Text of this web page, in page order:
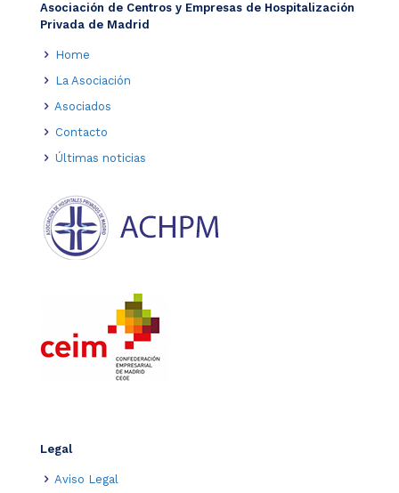
Asociación de Centros y Empresas de Hospitalización
Privada de Madrid
Home
La Asociación
Asociados
Contacto
Últimas noticias
Legal
Aviso Legal